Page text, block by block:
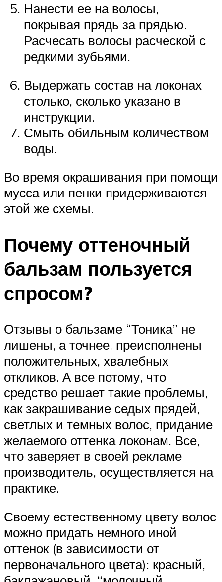
Нанести ее на волосы,
покрывая прядь за прядью.
Расчесать волосы расческой с
редкими зубьями.
Выдержать состав на локонах
столько, сколько указано в
инструкции.
Смыть обильным количеством
воды.
Во время окрашивания при помощи
мусса или пенки придерживаются
этой же схемы.
Почему оттеночный
бальзам пользуется
спросом?
Отзывы о бальзаме “Тоника” не
лишены, а точнее, преисполнены
положительных, хвалебных
откликов. А все потому, что
средство решает такие проблемы,
как закрашивание седых прядей,
светлых и темных волос, придание
желаемого оттенка локонам. Все,
что заверяет в своей рекламе
производитель, осуществляется на
практике.
Своему естественному цвету волос
можно придать немного иной
оттенок (в зависимости от
первоначального цвета): красный,